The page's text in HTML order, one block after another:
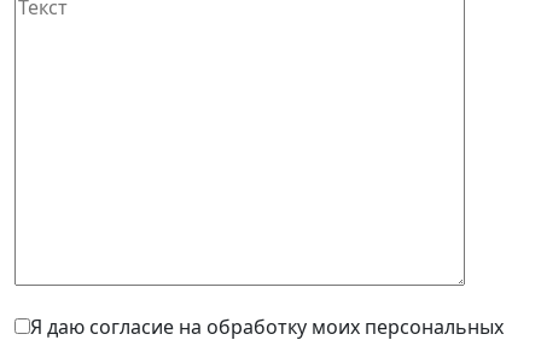
Я даю согласие на обработку моих персональных